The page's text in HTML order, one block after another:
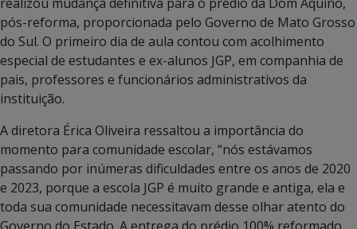
pós-reforma, proporcionada pelo Governo de Mato Grosso
do Sul. O primeiro dia de aula contou com acolhimento
especial de estudantes e ex-alunos JGP, em companhia de
pais, professores e funcionários administrativos da
instituição.
A diretora Érica Oliveira ressaltou a importância do
momento para comunidade escolar, “nós estávamos
passando por inúmeras dificuldades entre os anos de 2020
e 2023, porque a escola JGP é muito grande e antiga, ela e
toda sua comunidade necessitavam desse olhar atento do